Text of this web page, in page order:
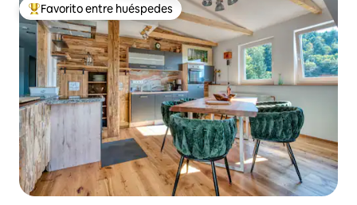
De los mejores en Favorito entre huéspedes
Favorito entre huéspedes